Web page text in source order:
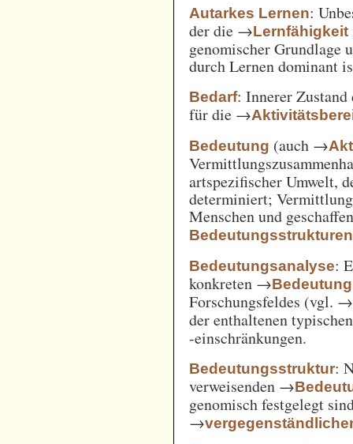
Autarkes Lernen:
der die →Lernfähigkeit
genomischer Grundlage
durch Lernen dominant
Bedarf: Innerer
für die →
Bedeutung (auch →
artspezifischer Umwelt,
determiniert;
Menschen und
Bedeutungsstrukturen
Bedeutungsanalyse:
konkreten →
Forschungsfeldes (vgl. →
der enthaltenen
-einschränkungen.
Bedeutungsstruktur:
verweisenden →
genomisch festgelegt
→